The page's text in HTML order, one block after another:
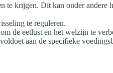
krijgen. Dit kan onder andere
te reguleren.
de eetlust en het welzijn te
aan de specifieke